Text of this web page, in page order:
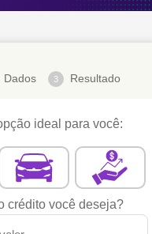
Dados 3 Resultado
ideal para você:
crédito você deseja?